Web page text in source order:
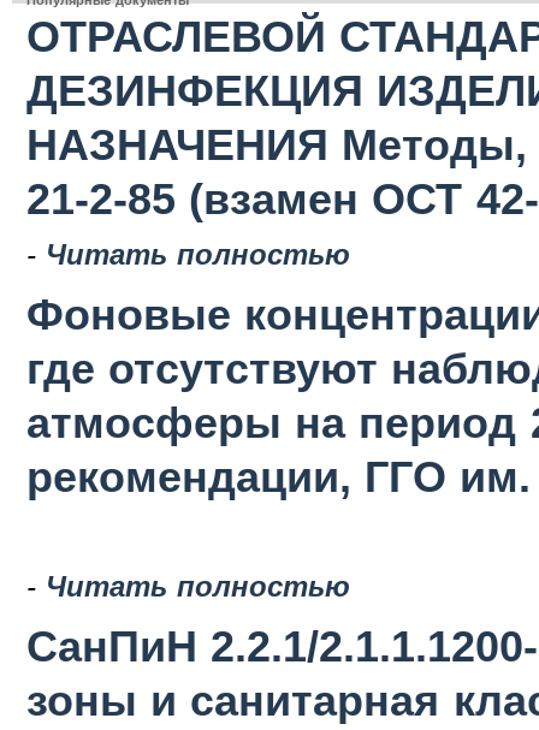
ОТРАСЛЕВОЙ
ДЕЗИНФЕКЦИЯ
НАЗНАЧЕНИЯ Методы,
21-2-85 (взамен ОСТ
- Читать полностью
Фоновые
где отсутствуют
атмосферы на период
рекомендации, ГГО
- Читать полностью
СанПиН 2.2.1/
зоны и санитарная